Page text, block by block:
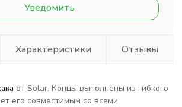
Уведомить
Характеристики Отзывы
от Solar. Концы выполнены из гибкого
его совместимым со всеми